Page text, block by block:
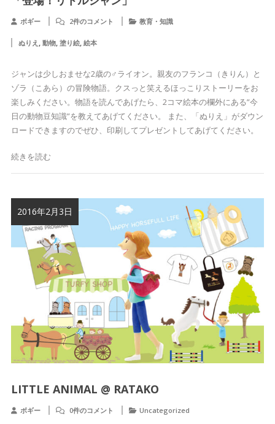
ボギー 2件のコメント 教育・知識
ぬりえ , 動物, 塗り絵, 絵本
ジャンは少しおませな2歳の♂ライオン。親友のフランコ（きりん）と
ゾラ（こあら）の冒険物語。クスっと笑えるほっこりストーリーをお
楽しみください。物語を読んであげたら、2コマ絵本の欄外にある”今
日の動物豆知識”を教えてあげてください。 また、「ぬりえ」がダウン
ロードできますのでぜひ、印刷してプレゼントしてあげてください。
続きを読む
2016年2月3日
LITTLE ANIMAL @ RATAKO
ボギー 0件のコメント Uncategorized